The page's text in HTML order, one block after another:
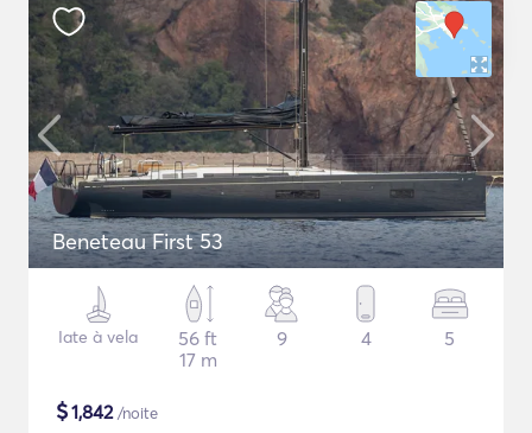
Beneteau First 53
Iate à vela
56 ft
17 m
9 4 5
$1,842/noite